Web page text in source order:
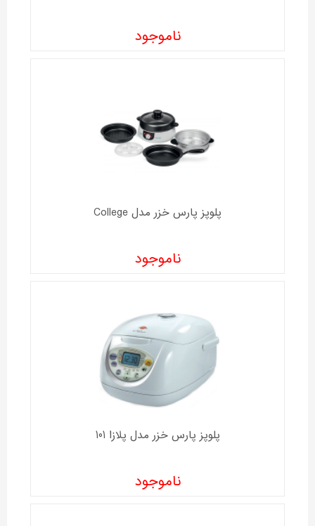
ناموجود
پلوپز پارس خزر مدل College
ناموجود
پلوپز پارس خزر مدل پلازا 101
ناموجود